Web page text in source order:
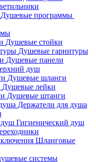
Душевые программы
Душевые стойки
Душевые гарнитуры
Душевые панели
душ
Душевые шланги
Душевые лейки
Душевые штанги
Держатели для душа
Гигиенический душ
Шланговые